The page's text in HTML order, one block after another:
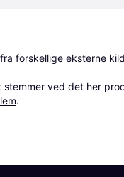
forskellige eksterne
ved det her
.